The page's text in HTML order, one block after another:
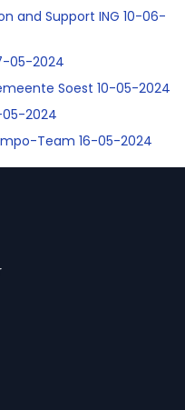
and Support ING 10-06-
05-2024
Soest 10-05-2024
2024
Team 16-05-2024